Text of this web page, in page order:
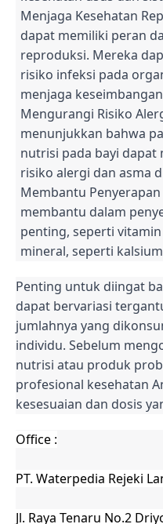
Menjaga Kesehatan
dapat memiliki peran
reproduksi. Mereka
risiko infeksi pada
menjaga
Mengurangi Risiko
menunjukkan bahwa
nutrisi pada bayi
risiko alergi dan asma
Membantu
membantu dalam
penting, seperti
mineral, seperti
Penting untuk diingat
dapat bervariasi
jumlahnya yang
individu. Sebelum
nutrisi atau produk
profesional kesehatan
kesesuaian dan dosis
Office :
PT. Waterpedia Rejeki
Jl. Raya Tenaru No.2